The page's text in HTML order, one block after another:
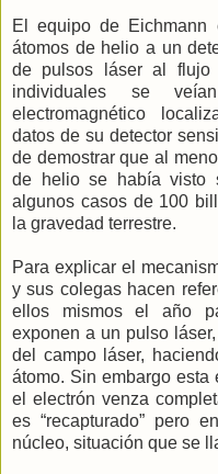
El equipo de Eichmann
átomos de helio a un
de pulsos láser al flujo
individuales se
electromagnético
datos de su detector
de demostrar que al
de helio se había visto
algunos casos de 100
la gravedad terrestre.
Para explicar el
y sus colegas hacen
ellos mismos el año
exponen a un pulso
del campo láser,
átomo. Sin embargo
el electrón venza
es “recapturado” pero
núcleo, situación que se